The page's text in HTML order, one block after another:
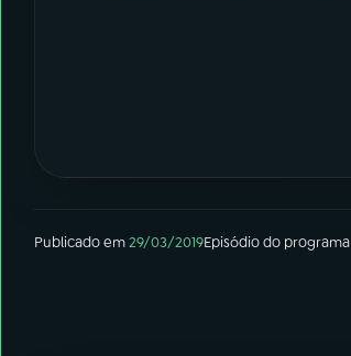
Publicado em29/03/2019Episódiodo programa